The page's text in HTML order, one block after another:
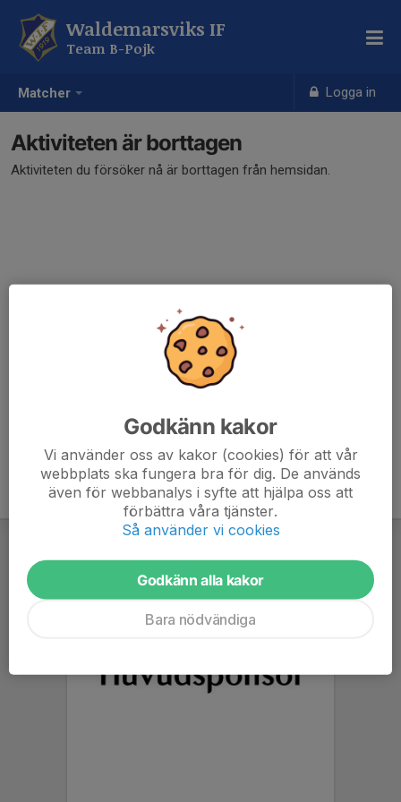
Matcher Logga in
Waldemarsviks IF
Team B-Pojk
Aktiviteten är borttagen
Aktiviteten du försöker nå är borttagen från hemsidan.
Godkänn kakor
Vi använder oss av kakor (cookies) för att vår
webbplats ska fungera bra för dig. De används
även för webbanalys i syfte att hjälpa oss att
förbättra våra tjänster.
Så använder vi cookies
Godkänn alla kakor
Bara nödvändiga